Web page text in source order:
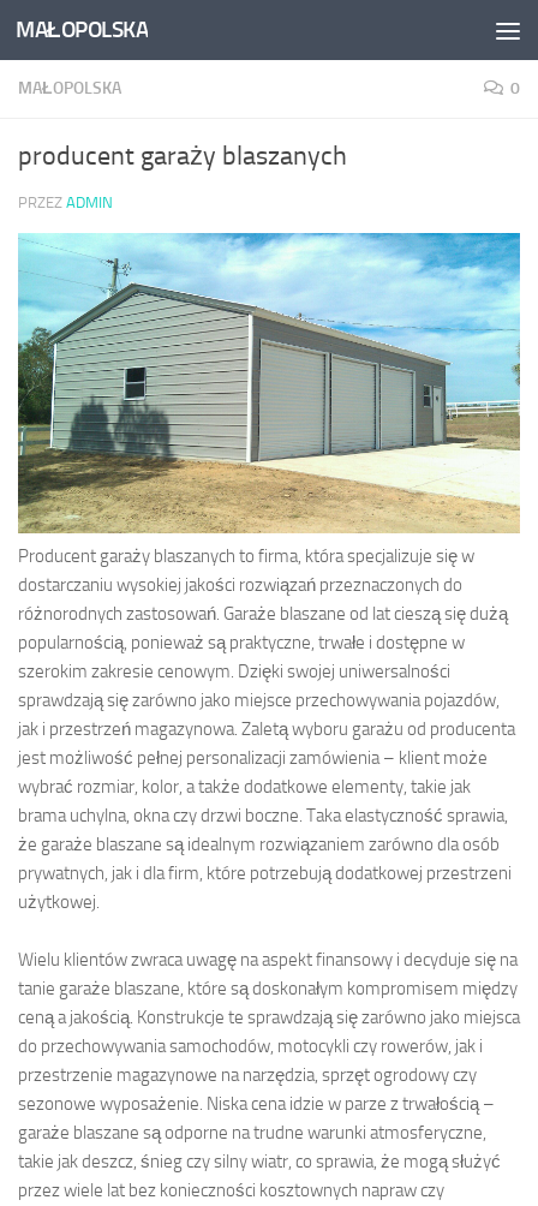
Skip to content
MAŁOPOLSKA
MAŁOPOLSKA 0
producent garaży blaszanych
PRZEZ ADMIN
Producent garaży blaszanych to firma, która specjalizuje się w
dostarczaniu wysokiej jakości rozwiązań przeznaczonych do
różnorodnych zastosowań. Garaże blaszane od lat cieszą się dużą
popularnością, ponieważ są praktyczne, trwałe i dostępne w
szerokim zakresie cenowym. Dzięki swojej uniwersalności
sprawdzają się zarówno jako miejsce przechowywania pojazdów,
jak i przestrzeń magazynowa. Zaletą wyboru garażu od producenta
jest możliwość pełnej personalizacji zamówienia – klient może
wybrać rozmiar, kolor, a także dodatkowe elementy, takie jak
brama uchylna, okna czy drzwi boczne. Taka elastyczność sprawia,
że garaże blaszane są idealnym rozwiązaniem zarówno dla osób
prywatnych, jak i dla firm, które potrzebują dodatkowej przestrzeni
użytkowej.
Wielu klientów zwraca uwagę na aspekt finansowy i decyduje się na
tanie garaże blaszane, które są doskonałym kompromisem między
ceną a jakością. Konstrukcje te sprawdzają się zarówno jako miejsca
do przechowywania samochodów, motocykli czy rowerów, jak i
przestrzenie magazynowe na narzędzia, sprzęt ogrodowy czy
sezonowe wyposażenie. Niska cena idzie w parze z trwałością –
garaże blaszane są odporne na trudne warunki atmosferyczne,
takie jak deszcz, śnieg czy silny wiatr, co sprawia, że mogą służyć
przez wiele lat bez konieczności kosztownych napraw czy